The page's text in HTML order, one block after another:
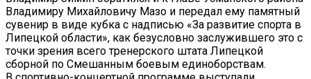
Владимиру Михайловичу Мазо и передал ему памятный
сувенир в виде кубка с надписью «За развитие спорта в
Липецкой области», как безусловно заслужившего это с
точки зрения всего тренерского штата Липецкой
сборной по Смешанным боевым единоборствам.